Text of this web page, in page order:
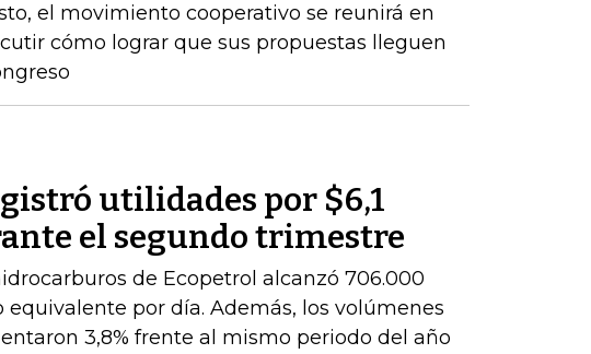
el movimiento cooperativo se reunirá en
cómo lograr que sus propuestas lleguen
utilidades por $6,1
el segundo trimestre
de Ecopetrol alcanzó 706.000
equivalente por día. Además, los volúmenes
3,8% frente al mismo periodo del año